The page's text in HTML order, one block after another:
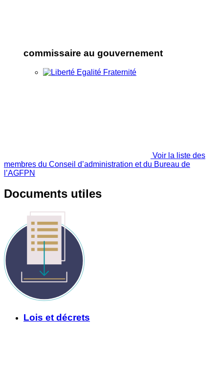
commissaire au gouvernement
Voir la liste des
membres du Conseil d’administration et du Bureau de
l’AGFPN
Documents utiles
Lois et décrets